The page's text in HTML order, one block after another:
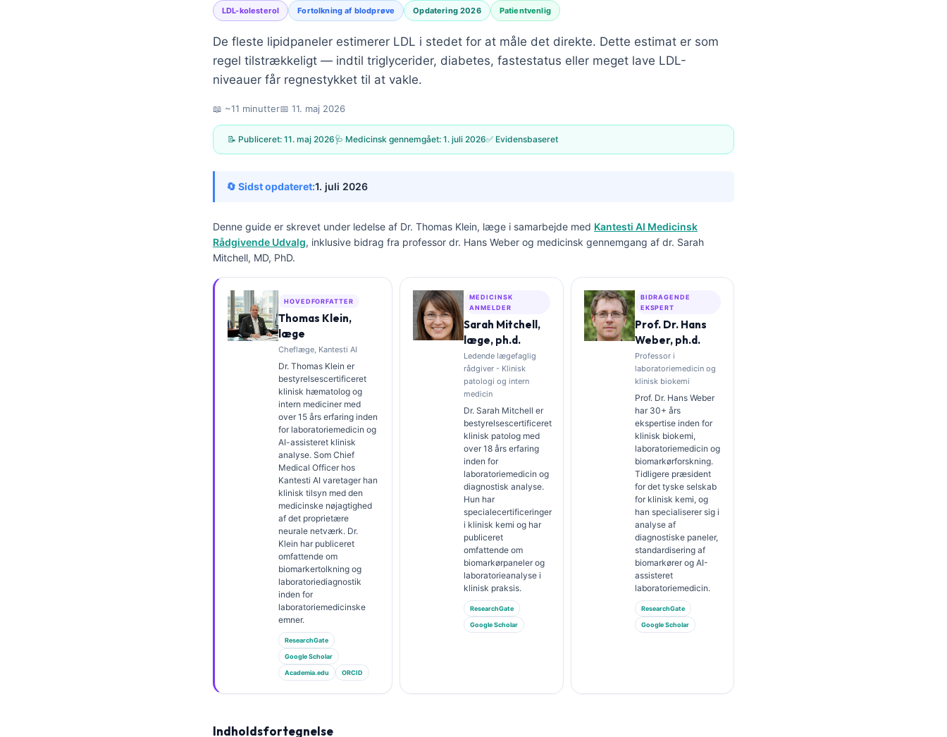
LDL-kolesterol Fortolkning af blodprøve Opdatering 2026 Patientvenlig
De fleste lipidpaneler estimerer LDL i stedet for at måle det direkte. Dette estimat er som
regel tilstrækkeligt — indtil triglycerider, diabetes, fastestatus eller meget lave LDL-
niveauer får regnestykket til at vakle.
📖 ~11 minutter📅 11. maj 2026
📝 Publiceret: 11. maj 2026🩺 Medicinsk gennemgået: 1. juli 2026✅ Evidensbaseret
🔄 Sidst opdateret:1. juli 2026
Denne guide er skrevet under ledelse af Dr. Thomas Klein, læge i samarbejde med Kantesti AI Medicinsk
Rådgivende Udvalg, inklusive bidrag fra professor dr. Hans Weber og medicinsk gennemgang af dr. Sarah
Mitchell, MD, PhD.
HOVEDFORFATTER
Thomas Klein,
læge
Cheflæge, Kantesti AI
Dr. Thomas Klein er
bestyrelsescertificeret
klinisk hæmatolog og
intern mediciner med
over 15 års erfaring inden
for laboratoriemedicin og
AI-assisteret klinisk
analyse. Som Chief
Medical Officer hos
Kantesti AI varetager han
klinisk tilsyn med den
medicinske nøjagtighed
af det proprietære
neurale netværk. Dr.
Klein har publiceret
omfattende om
biomarkertolkning og
laboratoriediagnostik
inden for
laboratoriemedicinske
emner.
ResearchGate
Google Scholar
Academia.edu ORCID
MEDICINSK
ANMELDER
Sarah Mitchell,
læge, ph.d.
Ledende lægefaglig
rådgiver - Klinisk
patologi og intern
medicin
Dr. Sarah Mitchell er
bestyrelsescertificeret
klinisk patolog med
over 18 års erfaring
inden for
laboratoriemedicin og
diagnostisk analyse.
Hun har
specialecertificeringer
i klinisk kemi og har
publiceret
omfattende om
biomarkørpaneler og
laboratorieanalyse i
klinisk praksis.
ResearchGate
Google Scholar
BIDRAGENDE
EKSPERT
Prof. Dr. Hans
Weber, ph.d.
Professor i
laboratoriemedicin og
klinisk biokemi
Prof. Dr. Hans Weber
har 30+ års
ekspertise inden for
klinisk biokemi,
laboratoriemedicin og
biomarkørforskning.
Tidligere præsident
for det tyske selskab
for klinisk kemi, og
han specialiserer sig i
analyse af
diagnostiske paneler,
standardisering af
biomarkører og AI-
assisteret
laboratoriemedicin.
ResearchGate
Google Scholar
Indholdsfortegnelse